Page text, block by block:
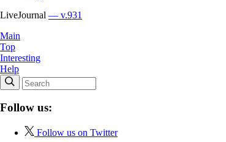
LiveJournal — v.931
Main
Top
Interesting
Help
Follow us:
Follow us on Twitter